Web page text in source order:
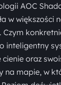
AOC
w większości
Czym
inteligentny
oraz
na mapie, w